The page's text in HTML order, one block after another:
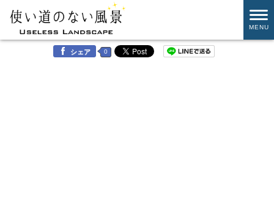
MENU
シェア 0